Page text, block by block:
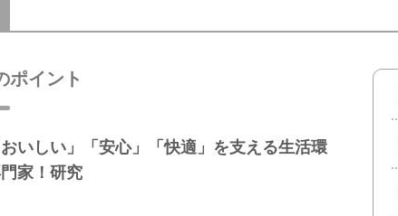
ポイント
いしい」「安心」「快適」を支える生活環
家！研究